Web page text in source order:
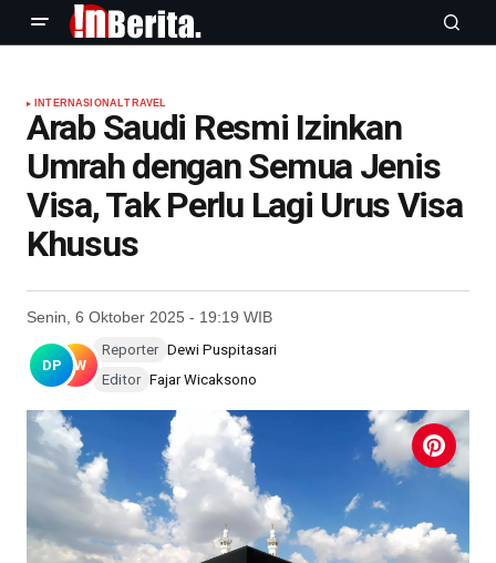
INTERNASIONALTRAVEL
Arab Saudi Resmi Izinkan
Umrah dengan Semua Jenis
Visa, Tak Perlu Lagi Urus Visa
Khusus
Senin, 6 Oktober 2025 - 19:19 WIB
DP FW
Reporter Dewi Puspitasari
Editor Fajar Wicaksono